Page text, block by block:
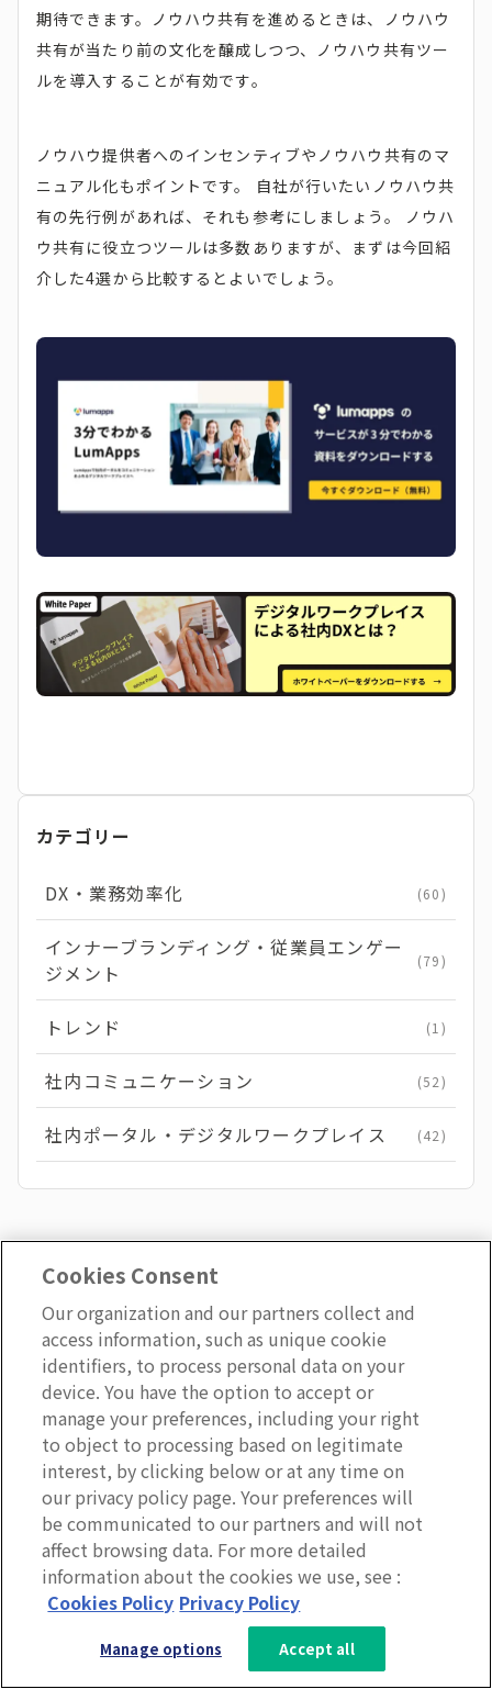
期待できます。ノウハウ共有を進めるときは、ノウハウ
共有が当たり前の文化を醸成しつつ、ノウハウ共有ツー
ルを導入することが有効です。
ノウハウ提供者へのインセンティブやノウハウ共有のマ
ニュアル化もポイントです。 自社が行いたいノウハウ共
有の先行例があれば、それも参考にしましょう。 ノウハ
ウ共有に役立つツールは多数ありますが、まずは今回紹
介した4選から比較するとよいでしょう。
カテゴリー
DX・業務効率化 (60)
インナーブランディング・従業員エンゲー
ジメント
(79)
トレンド (1)
社内コミュニケーション (52)
社内ポータル・デジタルワークプレイス (42)
おすすめの記事
3分で分かるLumApps
サービス資料を無料ダウンロー
ド
Cookies Consent
Our organization and our partners collect and
access information, such as unique cookie
identifiers, to process personal data on your
device. You have the option to accept or
manage your preferences, including your right
to object to processing based on legitimate
interest, by clicking below or at any time on
our privacy policy page. Your preferences will
be communicated to our partners and will not
affect browsing data. For more detailed
information about the cookies we use, see :
Cookies Policy Privacy Policy
Manage options Accept all